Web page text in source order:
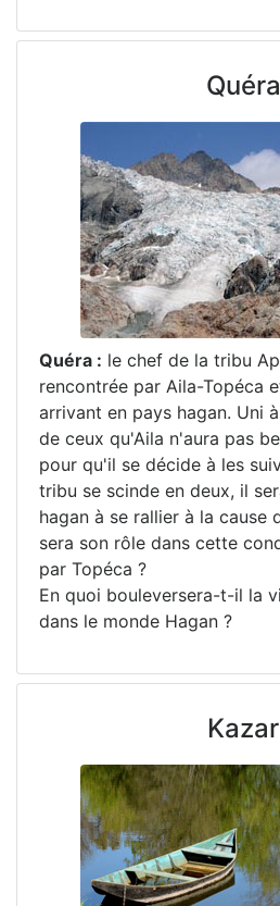
Quéra
Quéra : le chef de la tribu
rencontrée par Aila-Topéca
arrivant en pays hagan. Uni
de ceux qu'Aila n'aura pas
pour qu'il se décide à les
tribu se scinde en deux, il
hagan à se rallier à la cause
sera son rôle dans cette
par Topéca ?
En quoi bouleversera-t-il la
dans le monde Hagan ?
Kazar